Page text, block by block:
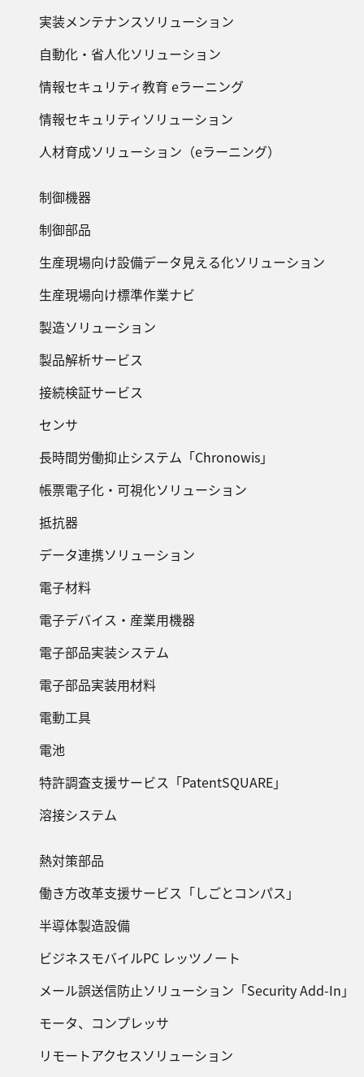
実装メンテナンスソリューション
自動化・省人化ソリューション
情報セキュリティ教育 eラーニング
情報セキュリティソリューション
人材育成ソリューション（eラーニング）
制御機器
制御部品
生産現場向け設備データ見える化ソリューション
生産現場向け標準作業ナビ
製造ソリューション
製品解析サービス
接続検証サービス
センサ
長時間労働抑止システム「Chronowis」
帳票電子化・可視化ソリューション
抵抗器
データ連携ソリューション
電子材料
電子デバイス・産業用機器
電子部品実装システム
電子部品実装用材料
電動工具
電池
特許調査支援サービス「PatentSQUARE」
溶接システム
熱対策部品
働き方改革支援サービス「しごとコンパス」
半導体製造設備
ビジネスモバイルPC レッツノート
メール誤送信防止ソリューション「Security Add-In」
モータ、コンプレッサ
リモートアクセスソリューション